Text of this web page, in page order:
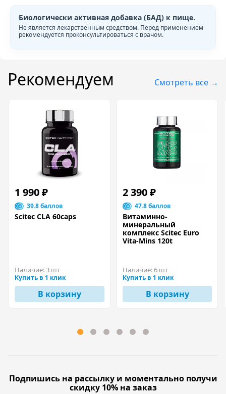
Биологически активная добавка (БАД) к пище.
Не является лекарственным средством. Перед применением
рекомендуется проконсультироваться с врачом.
Рекомендуем Смотреть все →
1 990 ₽
39.8 баллов
Scitec CLA 60caps
Наличие:3 шт
Купить в 1 клик
В корзину
2 390 ₽
47.8 баллов
Витаминно-
минеральный
комплекс Scitec Euro
Vita-Mins 120t
Наличие:6 шт
Купить в 1 клик
В корзину
Подпишись на рассылку и моментально получи
скидку 10% на заказ